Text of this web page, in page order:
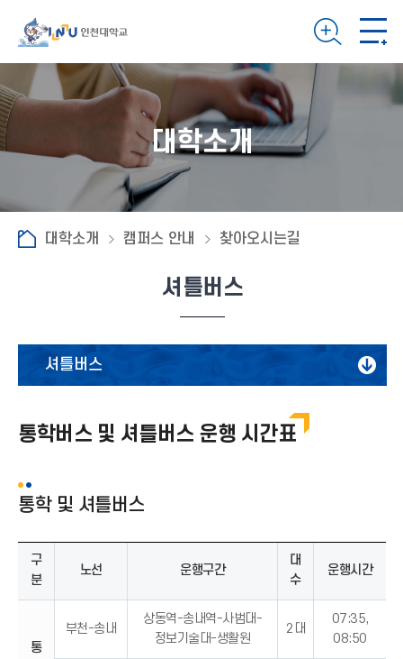
대학소개
대학소개 캠퍼스 안내 찾아오시는길
셔틀버스
셔틀버스
주차정보
통학버스 및 셔틀버스 운행 시간표
통학 및 셔틀버스
구
분
노선 운행구간
대
수
운행시간
통
부천-송내
상동역-송내역-사범대-
정보기술대-생활원
2대
07:35,
08:50